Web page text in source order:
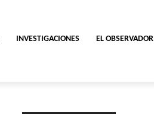
INVESTIGACIONES EL OBSERVADOR